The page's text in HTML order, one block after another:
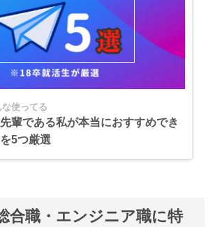
使ってる
輩である私が本当におすすめでき
5つ厳選
合職・エンジニア職に特